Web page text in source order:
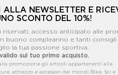
SHOKZ
OSSEA ARANCIO
199,99€
ALLA NEWSLETTER E
SCONTO DEL 10%!
riservati, accesso anticipato alle
buono compleanno e tanti consigli
la tua passione sportiva.
sul tuo primo acquisto.
promozione gli articoli appartenenti alle
attrezzo e accessori dei mondi Bike, Sci e